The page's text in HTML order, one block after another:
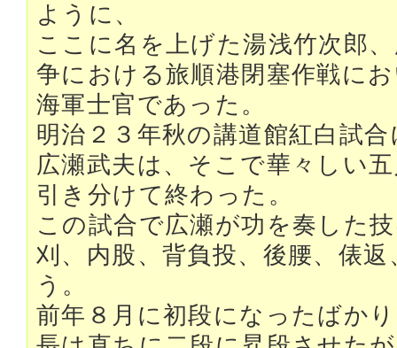
ように、
ここに名を上げた湯浅竹次郎
争における旅順港閉塞作戦に
海軍士官であった。
明治２３年秋の講道館紅白試
広瀬武夫は、そこで華々しい
引き分けて終わった。
この試合で広瀬が功を奏した
刈、内股、背負投、後腰、俵
う。
前年８月に初段になったばか